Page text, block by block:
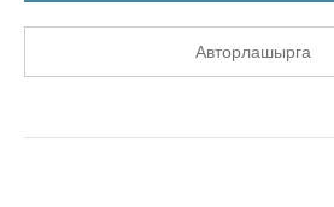
Авторлашырга